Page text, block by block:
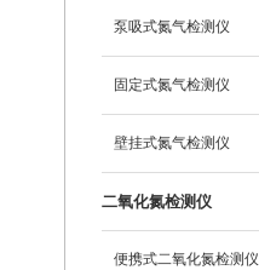
泵吸式氮气检测仪
固定式氮气检测仪
壁挂式氮气检测仪
二氧化氮检测仪
便携式二氧化氮检测仪